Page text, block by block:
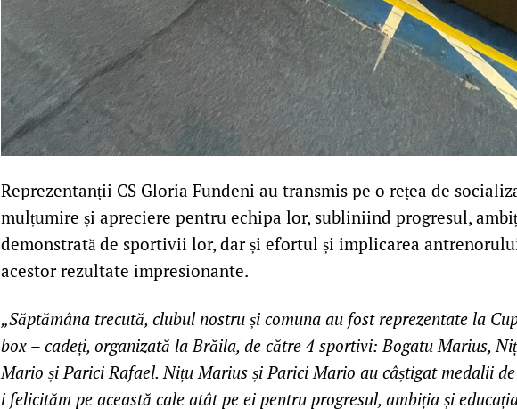
Reprezentanții CS Gloria Fundeni au transmis pe o rețea de
mulțumire și apreciere pentru echipa lor, subliniind progresul,
demonstrată de sportivii lor, dar și efortul și implicarea
acestor rezultate impresionante.
„Săptămâna trecută, clubul nostru și comuna au fost reprezentate la
box – cadeți, organizată la Brăila, de către 4 sportivi: Bogatu Marius,
Mario și Parici Rafael. Nițu Marius și Parici Mario au câștigat medalii
i felicităm pe această cale atât pe ei pentru progresul, ambiția și